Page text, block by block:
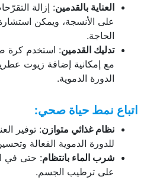
العناية بالقدمين: إزالة
على الأنسجة، ويمكن
الحاجة.
تدليك القدمين: استخدم كرة
مع إمكانية إضافة زيوت
الدورة الدموية.
اتباع نمط حياة صحي:
نظام غذائي متوازن: توفير
للدورة الدموية الفعالة
شرب الماء بانتظام: حتى في
على ترطيب الجسم.